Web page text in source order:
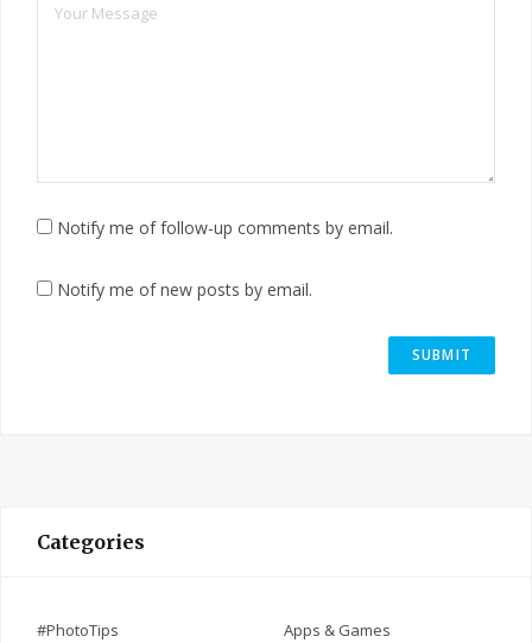
Notify me of follow-up comments by email.
Notify me of new posts by email.
Categories
#PhotoTips Apps & Games